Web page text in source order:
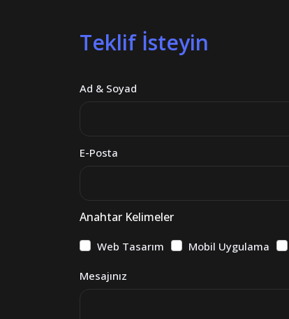
Teklif İsteyin
Ad & Soyad
E-Posta
Anahtar Kelimeler
Web Tasarım Mobil Uygulama
Mesajınız